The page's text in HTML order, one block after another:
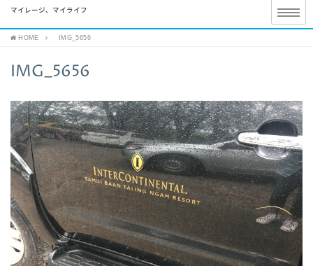
マイレージ、マイライフ
HOME IMG_5656
IMG_5656